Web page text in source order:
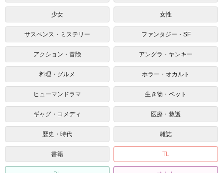
少女 女性
サスペンス・ミステリー ファンタジー・SF
アクション・冒険 アングラ・ヤンキー
料理・グルメ ホラー・オカルト
ヒューマンドラマ 生き物・ペット
ギャグ・コメディ 医療・救護
歴史・時代 雑誌
書籍 TL